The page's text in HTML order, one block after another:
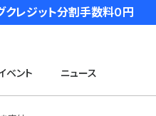
レジット分割手数料０円
ベント ニュース